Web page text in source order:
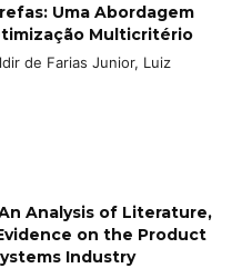
Uma Abordagem
Multicritério
de Farias Junior, Luiz
Analysis of Literature,
on the Product
Industry